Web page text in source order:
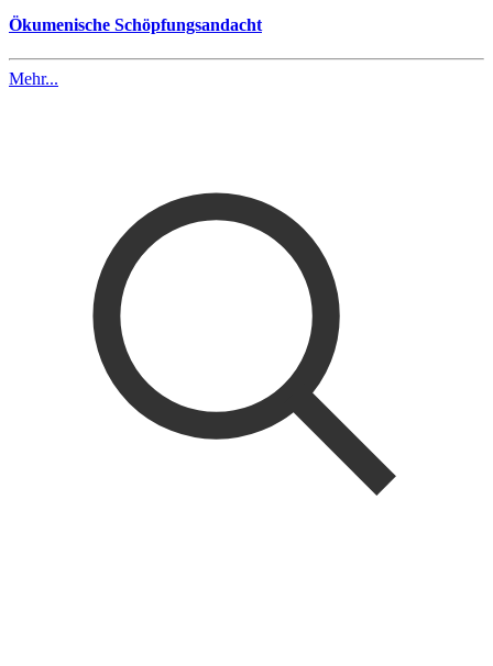
Ökumenische Schöpfungsandacht
Mehr...